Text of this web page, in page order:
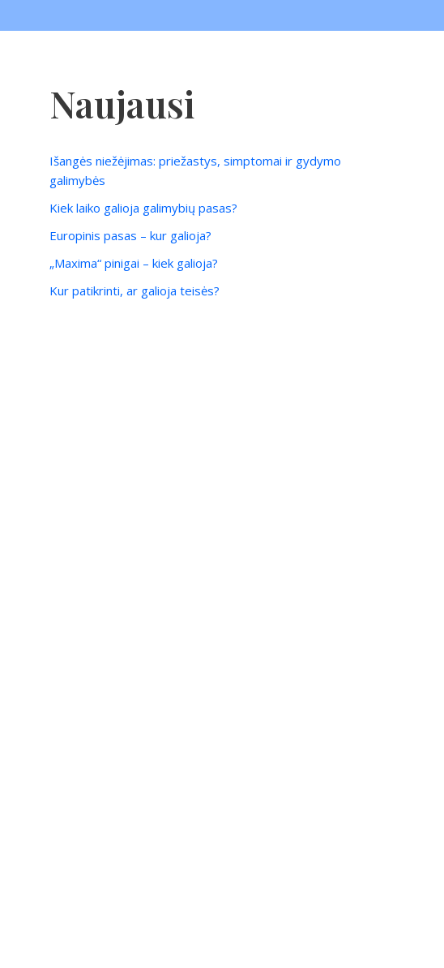
Naujausi
Išangės niežėjimas: priežastys, simptomai ir gydymo
galimybės
Kiek laiko galioja galimybių pasas?
Europinis pasas – kur galioja?
„Maxima“ pinigai – kiek galioja?
Kur patikrinti, ar galioja teisės?